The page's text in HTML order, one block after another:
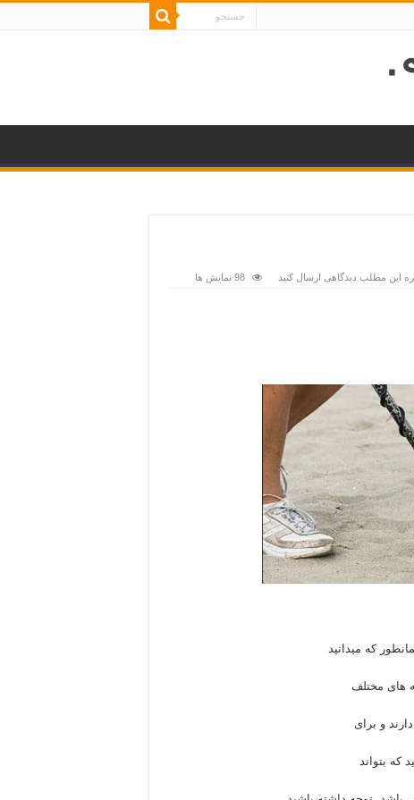
این مطلب دیدگاهی ارسال کنید 98 نمایش ها
که میدانید
های مختلف
و برای
که بتواند